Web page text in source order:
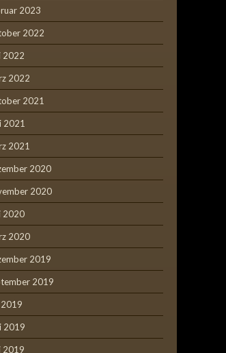
2023
2022
2022
2022
2021
2021
2021
2020
2020
2020
2020
2019
2019
2019
2019
2019